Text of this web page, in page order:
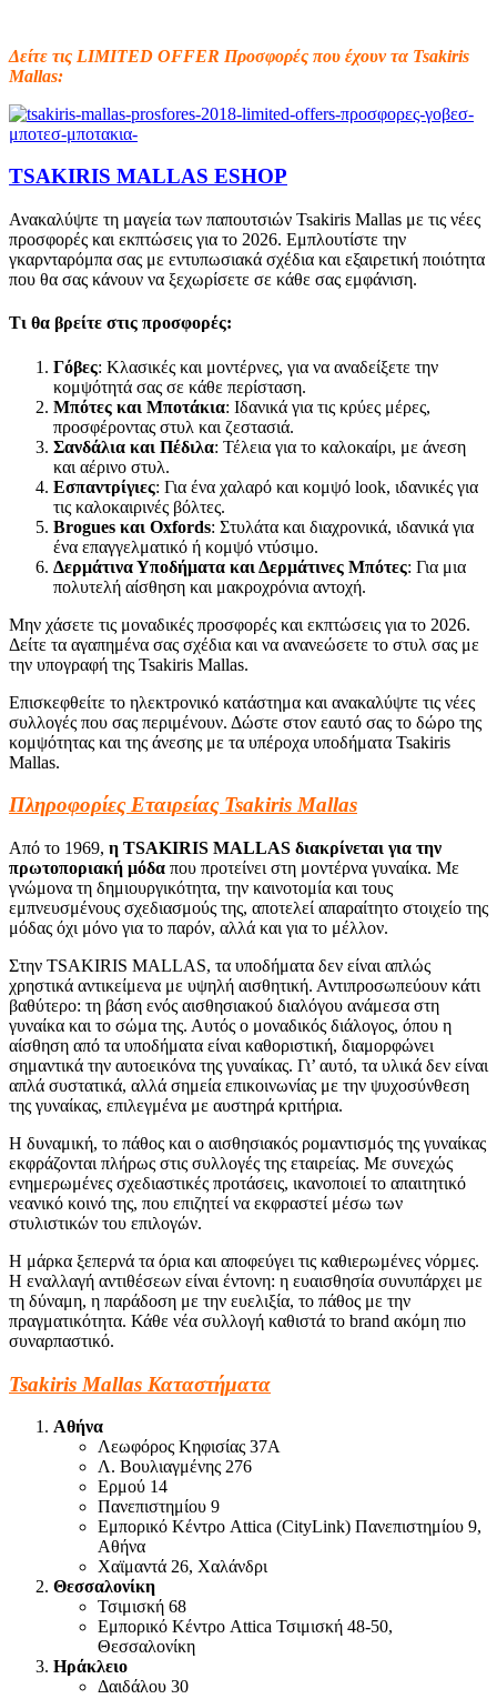
Δείτε τις LIMITED OFFER Προσφορές που έχουν τα Tsakiris
Mallas:
TSAKIRIS MALLAS ESHOP
Ανακαλύψτε τη μαγεία των παπουτσιών Tsakiris Mallas με τις νέες
προσφορές και εκπτώσεις για το 2026. Εμπλουτίστε την
γκαρνταρόμπα σας με εντυπωσιακά σχέδια και εξαιρετική ποιότητα
που θα σας κάνουν να ξεχωρίσετε σε κάθε σας εμφάνιση.
Τι θα βρείτε στις προσφορές:
Γόβες: Κλασικές και μοντέρνες, για να αναδείξετε την
κομψότητά σας σε κάθε περίσταση.
Μπότες και Μποτάκια: Ιδανικά για τις κρύες μέρες,
προσφέροντας στυλ και ζεστασιά.
Σανδάλια και Πέδιλα: Τέλεια για το καλοκαίρι, με άνεση
και αέρινο στυλ.
Εσπαντρίγιες: Για ένα χαλαρό και κομψό look, ιδανικές για
τις καλοκαιρινές βόλτες.
Brogues και Oxfords: Στυλάτα και διαχρονικά, ιδανικά για
ένα επαγγελματικό ή κομψό ντύσιμο.
Δερμάτινα Υποδήματα και Δερμάτινες Μπότες: Για μια
πολυτελή αίσθηση και μακροχρόνια αντοχή.
Μην χάσετε τις μοναδικές προσφορές και εκπτώσεις για το 2026.
Δείτε τα αγαπημένα σας σχέδια και να ανανεώσετε το στυλ σας με
την υπογραφή της Tsakiris Mallas.
Επισκεφθείτε το ηλεκτρονικό κατάστημα και ανακαλύψτε τις νέες
συλλογές που σας περιμένουν. Δώστε στον εαυτό σας το δώρο της
κομψότητας και της άνεσης με τα υπέροχα υποδήματα Tsakiris
Mallas.
Πληροφορίες Εταιρείας Tsakiris Mallas
Από το 1969, η TSAKIRIS MALLAS διακρίνεται για την
πρωτοποριακή μόδα που προτείνει στη μοντέρνα γυναίκα. Με
γνώμονα τη δημιουργικότητα, την καινοτομία και τους
εμπνευσμένους σχεδιασμούς της, αποτελεί απαραίτητο στοιχείο της
μόδας όχι μόνο για το παρόν, αλλά και για το μέλλον.
Στην TSAKIRIS MALLAS, τα υποδήματα δεν είναι απλώς
χρηστικά αντικείμενα με υψηλή αισθητική. Αντιπροσωπεύουν κάτι
βαθύτερο: τη βάση ενός αισθησιακού διαλόγου ανάμεσα στη
γυναίκα και το σώμα της. Αυτός ο μοναδικός διάλογος, όπου η
αίσθηση από τα υποδήματα είναι καθοριστική, διαμορφώνει
σημαντικά την αυτοεικόνα της γυναίκας. Γι’ αυτό, τα υλικά δεν είναι
απλά συστατικά, αλλά σημεία επικοινωνίας με την ψυχοσύνθεση
της γυναίκας, επιλεγμένα με αυστηρά κριτήρια.
Η δυναμική, το πάθος και ο αισθησιακός ρομαντισμός της γυναίκας
εκφράζονται πλήρως στις συλλογές της εταιρείας. Με συνεχώς
ενημερωμένες σχεδιαστικές προτάσεις, ικανοποιεί το απαιτητικό
νεανικό κοινό της, που επιζητεί να εκφραστεί μέσω των
στυλιστικών του επιλογών.
Η μάρκα ξεπερνά τα όρια και αποφεύγει τις καθιερωμένες νόρμες.
Η εναλλαγή αντιθέσεων είναι έντονη: η ευαισθησία συνυπάρχει με
τη δύναμη, η παράδοση με την ευελιξία, το πάθος με την
πραγματικότητα. Κάθε νέα συλλογή καθιστά το brand ακόμη πιο
συναρπαστικό.
Tsakiris Mallas Καταστήματα
Αθήνα
Λεωφόρος Κηφισίας 37Α
Λ. Βουλιαγμένης 276
Ερμού 14
Πανεπιστημίου 9
Εμπορικό Κέντρο Attica (CityLink) Πανεπιστημίου 9,
Αθήνα
Χαϊμαντά 26, Χαλάνδρι
Θεσσαλονίκη
Τσιμισκή 68
Εμπορικό Κέντρο Attica Τσιμισκή 48-50,
Θεσσαλονίκη
Ηράκλειο
Δαιδάλου 30